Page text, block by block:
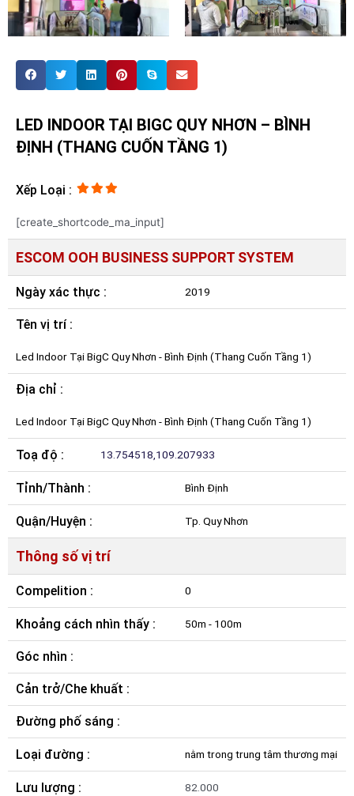
LED INDOOR TẠI BIGC QUY NHƠN – BÌNH
ĐỊNH (THANG CUỐN TẦNG 1)
Xếp Loại :
[create_shortcode_ma_input]
ESCOM OOH BUSINESS SUPPORT SYSTEM
Ngày xác thực : 2019
Tên vị trí :
Led Indoor Tại BigC Quy Nhơn - Bình Định (Thang Cuốn Tầng 1)
Địa chỉ :
Led Indoor Tại BigC Quy Nhơn - Bình Định (Thang Cuốn Tầng 1)
Toạ độ : 13.754518,109.207933
Tỉnh/Thành : Bình Định
Quận/Huyện : Tp. Quy Nhơn
Thông số vị trí
Compelition : 0
Khoảng cách nhìn thấy : 50m - 100m
Góc nhìn :
Cản trở/Che khuất :
Đường phố sáng :
Loại đường : nằm trong trung tâm thương mại
Lưu lượng : 82.000